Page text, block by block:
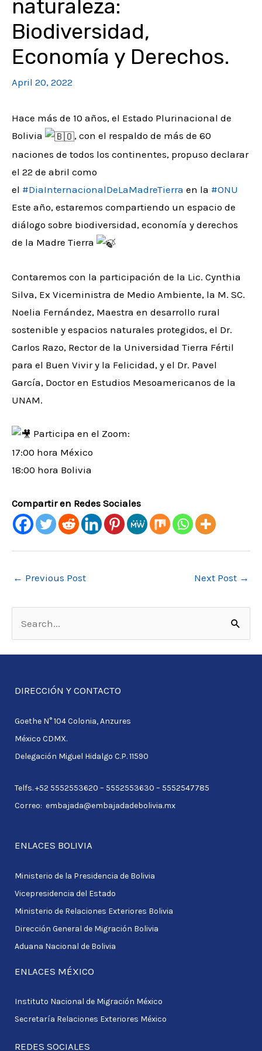
naturaleza:
Biodiversidad,
Economía y Derechos.
April 20, 2022
Hace más de 10 años, el Estado Plurinacional de
Bolivia
, con el respaldo de más de 60
naciones de todos los continentes, propuso declarar
el 22 de abril como
el #DiaInternacionalDeLaMadreTierra en la #ONU
Este año, estaremos compartiendo un espacio de
diálogo sobre biodiversidad, economía y derechos
de la Madre Tierra
Contaremos con la participación de la Lic. Cynthia
Silva, Ex Viceministra de Medio Ambiente, la M. SC.
Noelia Fernández, Maestra en desarrollo rural
sostenible y espacios naturales protegidos, el Dr.
Carlos Razo, Rector de la Universidad Tierra Fértil
para el Buen Vivir y la Felicidad, y el Dr. Pavel
García, Doctor en Estudios Mesoamericanos de la
UNAM.
Participa en el Zoom:
17:00 hora México
18:00 hora Bolivia
Compartir en Redes Sociales
← Previous Post Next Post →
h
DIRECCIÓN Y CONTACTO
Goethe N° 104 Colonia, Anzures
México CDMX.
Delegación Miguel Hidalgo C.P. 11590
Telfs. +52 5552553620 – 5552553630 – 5552547785
Correo: embajada@embajadadebolivia.mx
ENLACES BOLIVIA
Ministerio de la Presidencia de Bolivia
Vicepresidencia del Estado
Ministerio de Relaciones Exteriores Bolivia
Dirección General de Migración Bolivia
Aduana Nacional de Bolivia
ENLACES MÉXICO
Instituto Nacional de Migración México
Secretaría Relaciones Exteriores México
REDES SOCIALES